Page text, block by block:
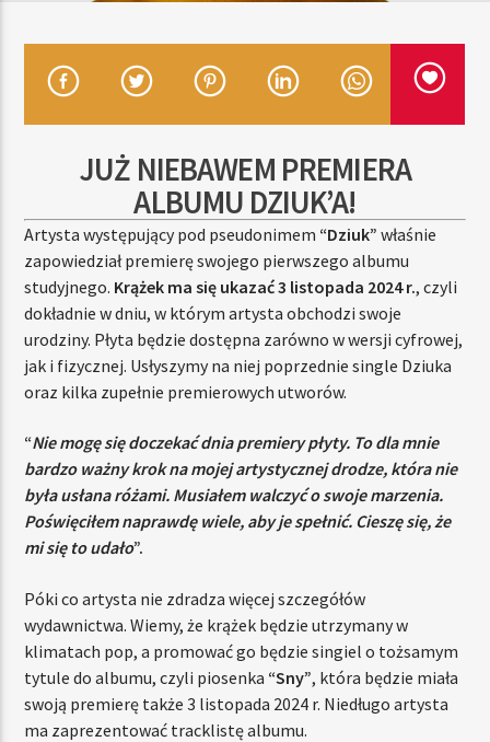
TERAZ
RADIO STREFA MUZY
00:00
Radio Strefa Muzy
JUŻ NIEBAWEM PREMIERA
ALBUMU DZIUK’A!
Artysta występujący pod pseudonimem “Dziuk” właśnie
zapowiedział premierę swojego pierwszego albumu
studyjnego. Krążek ma się ukazać 3 listopada 2024 r., czyli
dokładnie w dniu, w którym artysta obchodzi swoje
urodziny. Płyta będzie dostępna zarówno w wersji cyfrowej,
jak i fizycznej. Usłyszymy na niej poprzednie single Dziuka
oraz kilka zupełnie premierowych utworów.
“Nie mogę się doczekać dnia premiery płyty. To dla mnie
bardzo ważny krok na mojej artystycznej drodze, która nie
była usłana różami. Musiałem walczyć o swoje marzenia.
Poświęciłem naprawdę wiele, aby je spełnić. Cieszę się, że
mi się to udało”.
Póki co artysta nie zdradza więcej szczegółów
wydawnictwa. Wiemy, że krążek będzie utrzymany w
klimatach pop, a promować go będzie singiel o tożsamym
tytule do albumu, czyli piosenka “Sny”, która będzie miała
swoją premierę także 3 listopada 2024 r. Niedługo artysta
ma zaprezentować tracklistę albumu.